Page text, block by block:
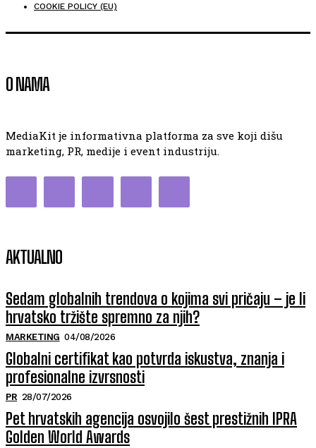
COOKIE POLICY (EU)
O NAMA
MediaKit je informativna platforma za sve koji dišu
marketing, PR, medije i event industriju.
AKTUALNO
Sedam globalnih trendova o kojima svi pričaju – je li
hrvatsko tržište spremno za njih?
MARKETING 04/08/2026
Globalni certifikat kao potvrda iskustva, znanja i
profesionalne izvrsnosti
PR 28/07/2026
Pet hrvatskih agencija osvojilo šest prestižnih IPRA
Golden World Awards